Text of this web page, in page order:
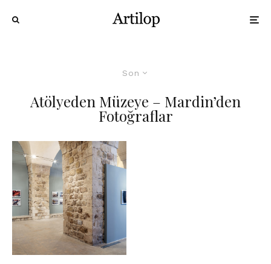
Son
Atölyeden Müzeye – Mardin’den
Fotoğraflar